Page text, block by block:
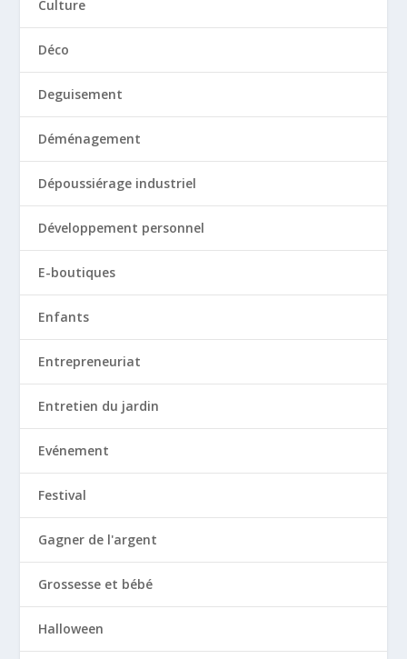
Culture
Déco
Deguisement
Déménagement
Dépoussiérage industriel
Développement personnel
E-boutiques
Enfants
Entrepreneuriat
Entretien du jardin
Evénement
Festival
Gagner de l'argent
Grossesse et bébé
Halloween